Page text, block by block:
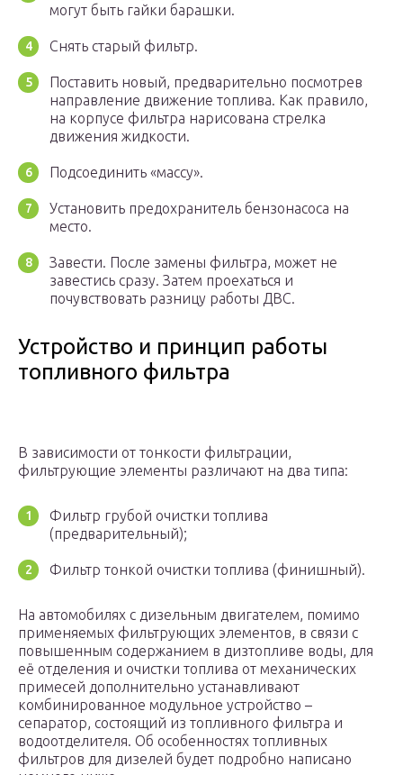
могут быть гайки барашки.
Снять старый фильтр.
Поставить новый, предварительно посмотрев
направление движение топлива. Как правило,
на корпусе фильтра нарисована стрелка
движения жидкости.
Подсоединить «массу».
Установить предохранитель бензонасоса на
место.
Завести. После замены фильтра, может не
завестись сразу. Затем проехаться и
почувствовать разницу работы ДВС.
Устройство и принцип работы
топливного фильтра
В зависимости от тонкости фильтрации,
фильтрующие элементы различают на два типа:
Фильтр грубой очистки топлива
(предварительный);
Фильтр тонкой очистки топлива (финишный).
На автомобилях с дизельным двигателем, помимо
применяемых фильтрующих элементов, в связи с
повышенным содержанием в дизтопливе воды, для
её отделения и очистки топлива от механических
примесей дополнительно устанавливают
комбинированное модульное устройство –
сепаратор, состоящий из топливного фильтра и
водоотделителя. Об особенностях топливных
фильтров для дизелей будет подробно написано